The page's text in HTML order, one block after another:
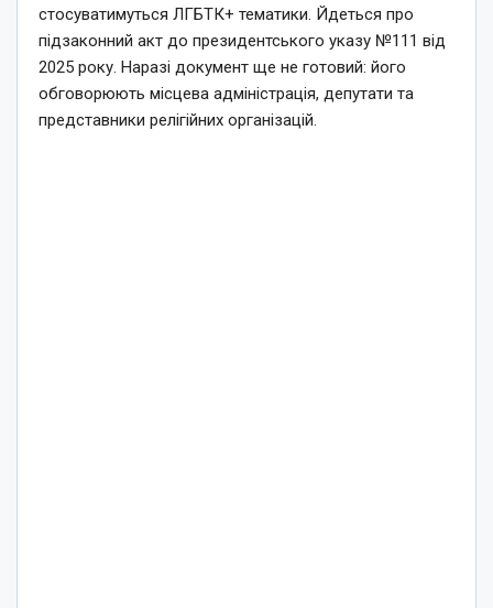
стосуватимуться ЛГБТК+ тематики. Йдеться про
підзаконний акт до президентського указу №111 від
2025 року. Наразі документ ще не готовий: його
обговорюють місцева адміністрація, депутати та
представники релігійних організацій.